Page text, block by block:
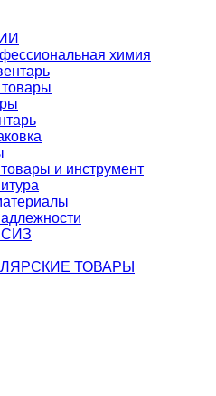
химия
товары
и инструмент
СИЗ
ТОВАРЫ